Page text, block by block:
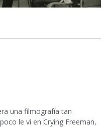
una filmografía tan
le vi en Crying Freeman,